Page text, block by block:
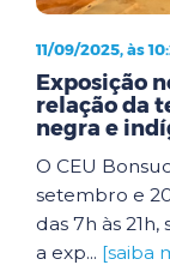
11/09/2025, às
Exposição
relação da
negra e
O CEU
setembro e
das 7h às
a exp... [saiba